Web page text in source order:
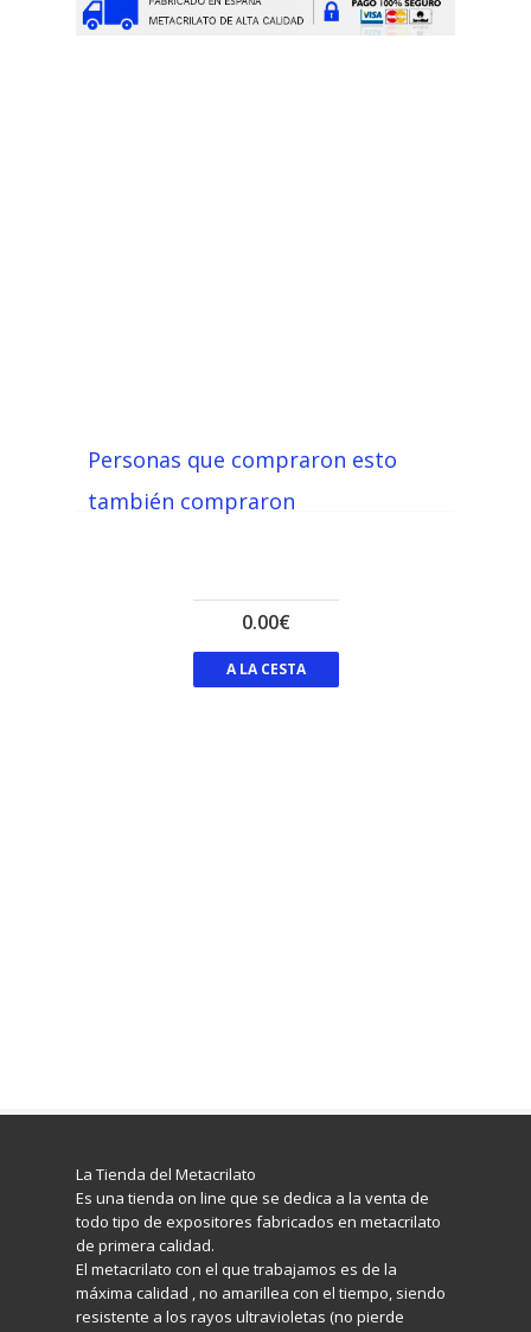
Personas que compraron esto
también compraron
0.00€
A LA CESTA
La Tienda del Metacrilato
Es una tienda on line que se dedica a la venta de
todo tipo de expositores fabricados en metacrilato
de primera calidad.
El metacrilato con el que trabajamos es de la
máxima calidad , no amarillea con el tiempo, siendo
resistente a los rayos ultravioletas (no pierde